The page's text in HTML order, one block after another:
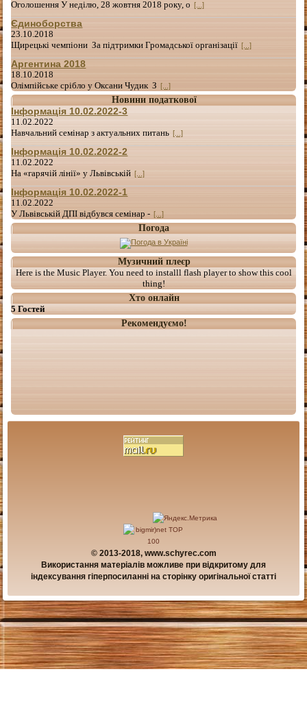
Оголошення У неділю, 28 жовтня 2018 року, о [...]
Єдиноборства
23.10.2018
Щирецькі чемпіони За підтримки Громадської організації [...]
Аргентина 2018
18.10.2018
Олімпійське срібло у Оксани Чудик З [...]
Новини податкової
Інформація 10.02.2022-3
11.02.2022
Навчальний семінар з актуальних питань [...]
Інформація 10.02.2022-2
11.02.2022
На «гарячій лінії» у Львівській [...]
Інформація 10.02.2022-1
11.02.2022
У Львівській ДПІ відбувся семінар - [...]
Погода
Музичний плеєр
Here is the Music Player. You need to installl flash player to show this cool
thing!
Хто онлайн
5 Гостей
Рекомендуємо!
© 2013-2018, www.schyrec.com
Використання матеріалів можливе при відкритому для
індексування гіперпосиланні на сторінку оригінальної статті